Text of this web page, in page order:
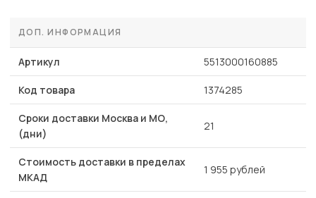
ДОП. ИНФОРМАЦИЯ
Артикул 5513000160885
Код товара 1374285
Сроки доставки Москва и МО,
(дни)
21
Стоимость доставки в пределах
МКАД
1 955 рублей